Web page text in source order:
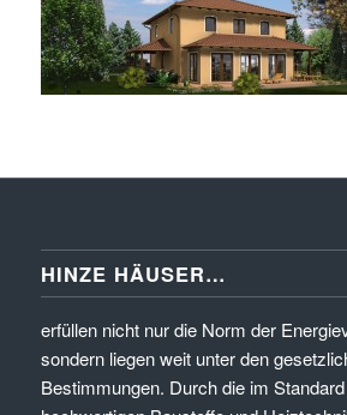
HINZE HÄUSER…
erfüllen nicht nur die Norm der
sondern liegen weit unter den
Bestimmungen. Durch die im